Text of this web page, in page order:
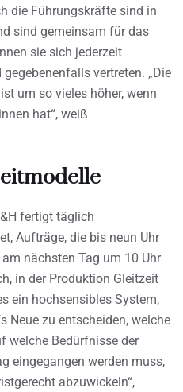
die Führungskräfte sind in
sind gemeinsam für das
sie sich jederzeit
vertreten. „Die
um so vieles höher, wenn
hat“, weiß
fertigt täglich
Aufträge, die bis neun Uhr
nächsten Tag um 10 Uhr
in der Produktion Gleitzeit
ein hochsensibles System,
Neue zu entscheiden, welche
welche Bedürfnisse der
eingegangen werden muss,
abzuwickeln“,